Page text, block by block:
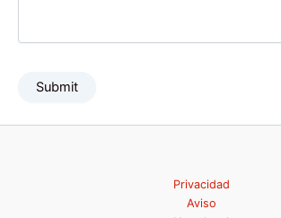
Privacidad
Aviso